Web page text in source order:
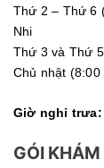
Thứ 2 – Thứ 6
Nhi
Thứ 3 và Thứ
Chủ nhật (8:00
Giờ nghỉ trưa:
GÓI